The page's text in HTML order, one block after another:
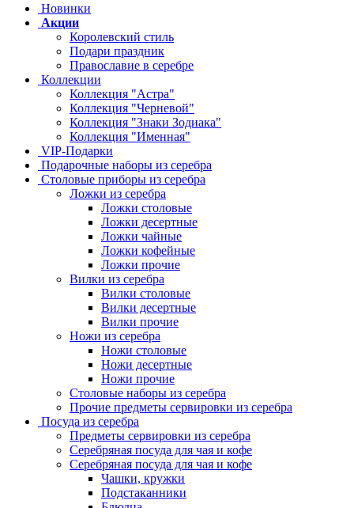
Новинки
Акции
Королевский стиль
Подари праздник
Православие в серебре
Коллекции
Коллекция "Астра"
Коллекция "Черневой"
Коллекция "Знаки Зодиака"
Коллекция "Именная"
VIP-Подарки
Подарочные наборы из серебра
Столовые приборы из серебра
Ложки из серебра
Ложки столовые
Ложки десертные
Ложки чайные
Ложки кофейные
Ложки прочие
Вилки из серебра
Вилки столовые
Вилки десертные
Вилки прочие
Ножи из серебра
Ножи столовые
Ножи десертные
Ножи прочие
Столовые наборы из серебра
Прочие предметы сервировки из серебра
Посуда из серебра
Предметы сервировки из серебра
Серебряная посуда для чая и кофе
Серебряная посуда для чая и кофе
Чашки, кружки
Подстаканники